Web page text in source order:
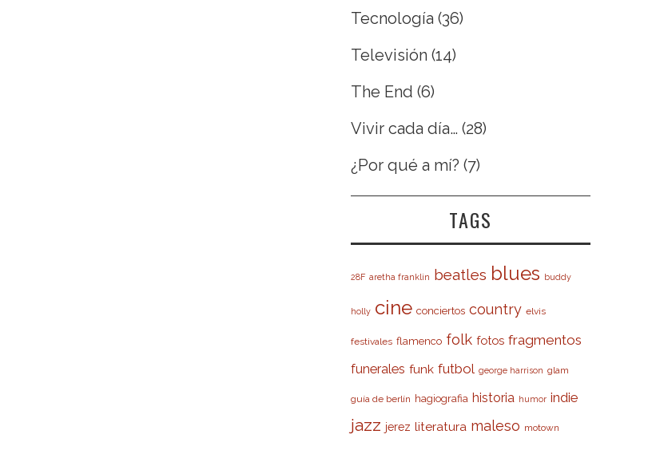
Tecnología (36)
Televisión (14)
The End (6)
Vivir cada día… (28)
¿Por qué a mí? (7)
TAGS
28F aretha franklin beatles blues buddy
holly cine conciertos country elvis
festivales flamenco folk fotos fragmentos
funerales funk futbol george harrison glam
guía de berlín hagiografia historia humor indie
jazz jerez literatura maleso motown